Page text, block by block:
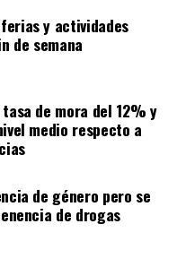
y actividades
de semana
de mora del 12% y
medio respecto a
de género pero se
de drogas